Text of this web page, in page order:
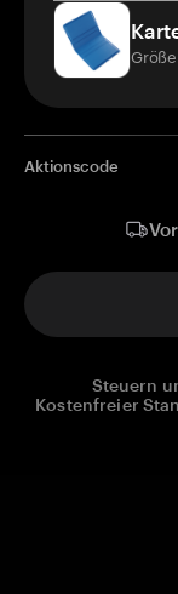
Aktionscode
Steuern
Kostenfreier